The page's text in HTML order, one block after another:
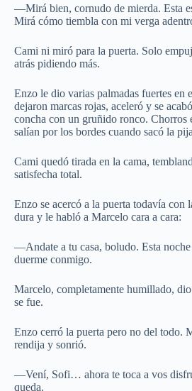
—Mirá bien, cornudo de mierda. Esta
Mirá cómo tiembla con mi verga
Cami ni miró para la puerta. Solo
atrás pidiendo más.
Enzo le dio varias palmadas fuertes en
dejaron marcas rojas, aceleró y se
concha con un gruñido ronco. Chorros
salían por los bordes cuando sacó la
Cami quedó tirada en la cama,
satisfecha total.
Enzo se acercó a la puerta todavía con
dura y le habló a Marcelo cara a cara:
—Andate a tu casa, boludo. Esta
duerme conmigo.
Marcelo, completamente humillado,
se fue.
Enzo cerró la puerta pero no del todo.
rendija y sonrió.
—Vení, Sofi… ahora te toca a vos
queda.